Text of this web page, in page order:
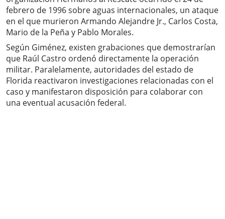
febrero de 1996 sobre aguas internacionales, un ataque
en el que murieron Armando Alejandre Jr., Carlos Costa,
Mario de la Peña y Pablo Morales.
Según Giménez, existen grabaciones que demostrarían
que Raúl Castro ordenó directamente la operación
militar. Paralelamente, autoridades del estado de
Florida reactivaron investigaciones relacionadas con el
caso y manifestaron disposición para colaborar con
una eventual acusación federal.